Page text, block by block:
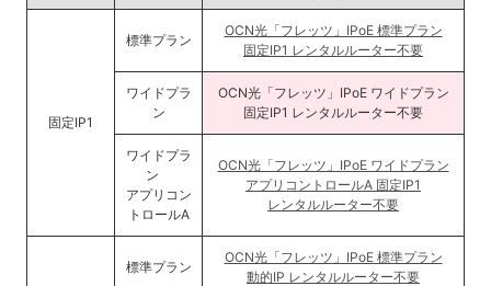
固定IP1
標準プラン
OCN光「フレッツ」IPoE 標準プラン
固定IP1 レンタルルーター不要
ワイドプラ
ン
OCN光「フレッツ」IPoE ワイドプラン
固定IP1 レンタルルーター不要
ワイドプラ
ン
アプリコン
トロールA
OCN光「フレッツ」IPoE ワイドプラン
アプリコントロールA 固定IP1
レンタルルーター不要
標準プラン
OCN光「フレッツ」IPoE 標準プラン
動的IP レンタルルーター不要